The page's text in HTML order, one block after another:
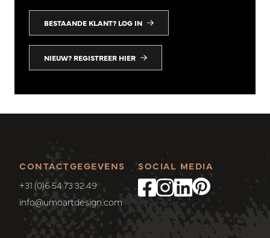
BESTAANDE KLANT? LOG IN
NIEUW? REGISTREER HIER
CONTACTGEGEVENS
+31 (0)6 54 73 32 49
info@umoartdesign.com
SOCIAL MEDIA